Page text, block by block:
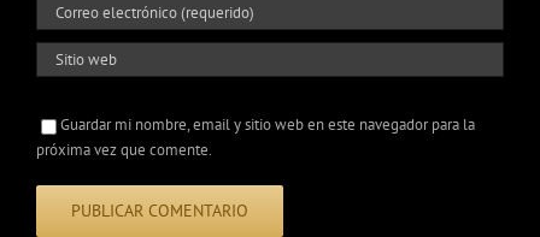
Guardar mi nombre, email y sitio web en este navegador para la
próxima vez que comente.